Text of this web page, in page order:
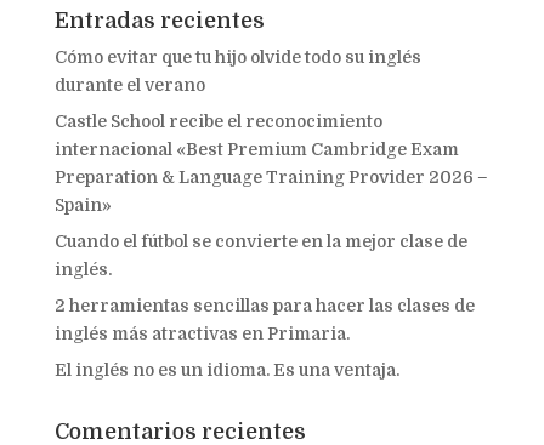
Entradas recientes
Cómo evitar que tu hijo olvide todo su inglés
durante el verano
Castle School recibe el reconocimiento
internacional «Best Premium Cambridge Exam
Preparation & Language Training Provider 2026 –
Spain»
Cuando el fútbol se convierte en la mejor clase de
inglés.
2 herramientas sencillas para hacer las clases de
inglés más atractivas en Primaria.
El inglés no es un idioma. Es una ventaja.
Comentarios recientes